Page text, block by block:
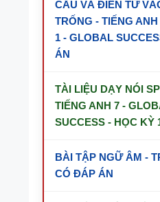
CÂU VÀ ĐIỀN TỪ
TRỐNG - TIẾNG
1 - GLOBAL
ÁN
TÀI LIỆU DẠY NÓI
TIẾNG ANH 7 -
SUCCESS - HỌC KỲ
BÀI TẬP NGỮ ÂM -
CÓ ĐÁP ÁN